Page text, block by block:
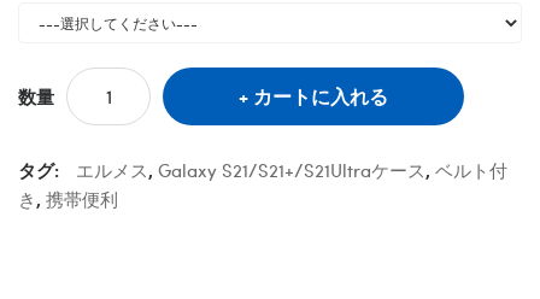
数量 カートに入れる
タグ: エルメス, Galaxy S21/S21+/S21Ultraケース, ベルト付
き, 携帯便利